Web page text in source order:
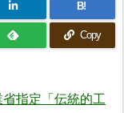
B!
Copy
指定「伝統的工